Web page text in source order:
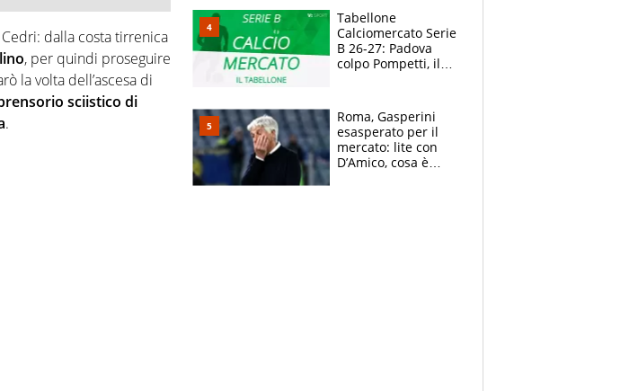
dalla costa tirrenica
, per quindi proseguire
la volta dell’ascesa di
sciistico di
.
polemiche
Tabellone
Calciomercato Serie
B 26-27: Padova
colpo Pompetti, il
Roma, Gasperini
esasperato per il
mercato: lite con
D’Amico, cosa è